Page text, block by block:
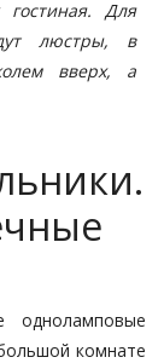
Для
люстры, в
вверх, а
одноламповые
комнате